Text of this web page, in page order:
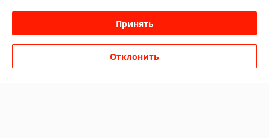
Политика обработки cookies
Принять
Отклонить